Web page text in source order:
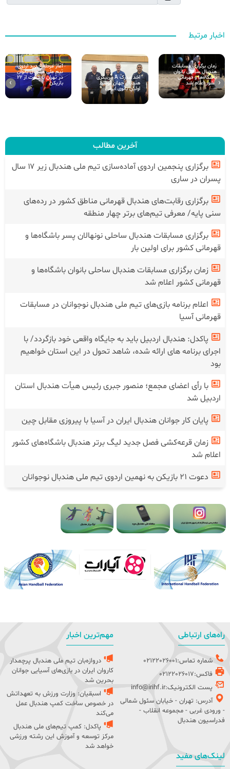
اخبار مرتبط
زمان برگزاری مسابقات
هندبال ساحلی بانوان
باشگاه‌ها و قهرمانی
کشور اعلام شد
اخذ مدرک A مربیگری
هندبال جهان توسط
اولین بانوی ایرانی
آغاز مرحله جدید اردوی
تیم ملی هندبال بانوان
در تهران با دعوت از ۲۲
بازیکن
‹
›
آخرین مطالب
برگزاری پنجمین اردوی آماده‌سازی تیم ملی هندبال زیر ۱۷ سال
پسران در ساری
برگزاری رقابت‌های هندبال قهرمانی مناطق کشور در رده‌های
سنی پایه/ معرفی تیم‌های برتر چهار منطقه
برگزاری مسابقات هندبال ساحلی نونهالان پسر باشگاه‌ها و
قهرمانی کشور برای اولین بار
زمان برگزاری مسابقات هندبال ساحلی بانوان باشگاه‌ها و
قهرمانی کشور اعلام شد
اعلام برنامه بازی‌های تیم ملی هندبال نوجوانان در مسابقات
قهرمانی آسیا
پاکدل: هندبال اردبیل باید به جایگاه واقعی خود بازگردد/ با
اجرای برنامه های ارائه شده، شاهد تحول در این استان خواهیم
بود
با رأی اعضای مجمع؛ منصور جبری رئیس هیأت هندبال استان
اردبیل شد
پایان کار جوانان هندبال ایران در آسیا با پیروزی مقابل چین
زمان قرعه‌کشی فصل جدید لیگ برتر هندبال باشگاه‌های کشور
اعلام شد
دعوت ۲۱ بازیکن به نهمین اردوی تیم ملی هندبال نوجوانان
راه‌های ارتباطی
شماره تماس:02122026001
فاکس:02122026017
پست الکترونیک:info@irihf.ir
آدرس: تهران - خیابان سئول شمالی
- ورودی غربی - مجموعه انقلاب -
فدراسیون هندبال
مهم‌ترین اخبار
دروازه‌بان تیم ملی هندبال پرچمدار
کاروان ایران در بازی‌های آسیایی جوانان
بحرین شد
اسبقیان: وزارت ورزش به تعهداتش
در خصوص ساخت کمپ هندبال عمل
می‌کند
پاکدل: کمپ تیم‌های ملی هندبال
مرکز توسعه و آموزش این رشته ورزشی
خواهد شد
لینک‌های مفید